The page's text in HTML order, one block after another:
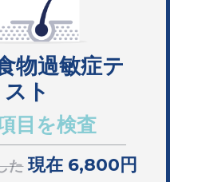
物過敏症テ
スト
目を検査
た 現在 6,800円